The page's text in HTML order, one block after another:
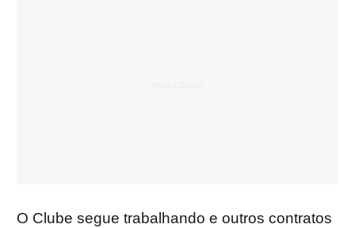
O Clube segue trabalhando e outros contratos